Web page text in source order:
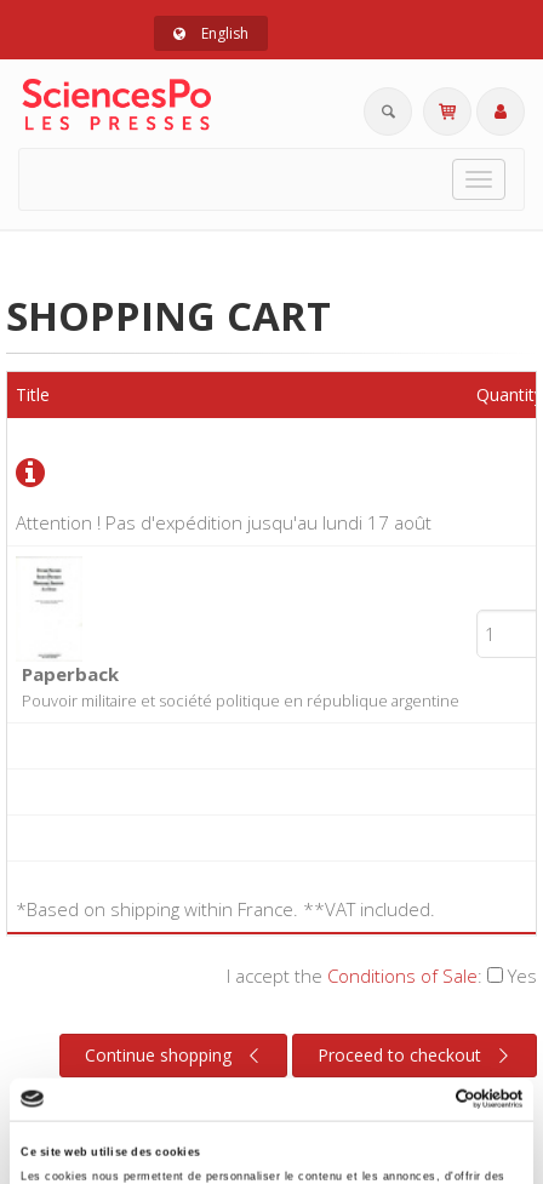
Ce site web utilise des cookies
Les cookies nous permettent de personnaliser le contenu et les annonces, d'offrir des
English
Toggle
SHOPPING CART
Attention ! Pas d'expédition jusqu'au lundi 17 août
Title Quantity
Paperback
Pouvoir militaire et société politique en république argentine
*Based on shipping within France. **VAT included.
I accept the Conditions of Sale: Yes
Continue shopping Proceed to checkout